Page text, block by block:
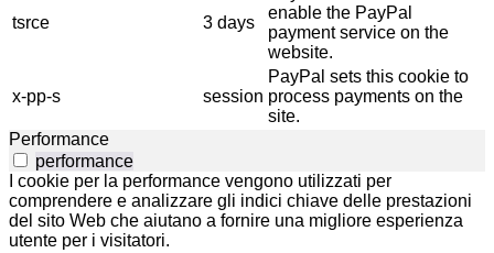
tsrce 3 days
enable the PayPal
payment service on the
website.
x-pp-s session
PayPal sets this cookie to
process payments on the
site.
Performance
performance
I cookie per la performance vengono utilizzati per
comprendere e analizzare gli indici chiave delle prestazioni
del sito Web che aiutano a fornire una migliore esperienza
utente per i visitatori.